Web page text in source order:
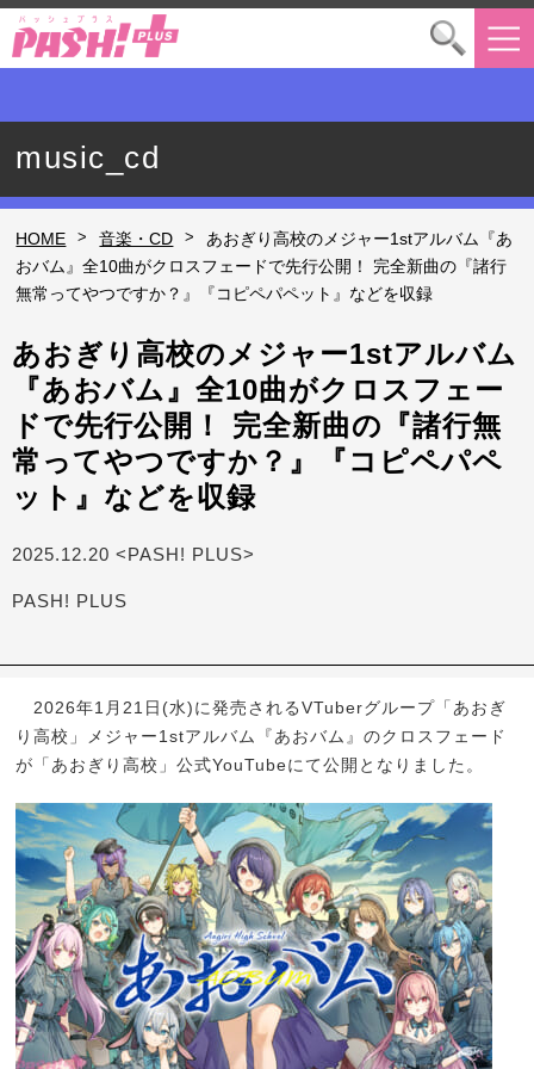
music_cd
HOME > 音楽・CD >
あおぎり高校のメジャー1stアルバム『あ
おバム』全10曲がクロスフェードで先行公開！ 完全新曲の『諸行
無常ってやつですか？』『コピペパペット』などを収録
あおぎり高校のメジャー1stアルバム
『あおバム』全10曲がクロスフェー
ドで先行公開！ 完全新曲の『諸行無
常ってやつですか？』『コピペパペ
ット』などを収録
2025.12.20 <PASH! PLUS>
PASH! PLUS
2026年1月21日(水)に発売されるVTuberグループ「あおぎ
り高校」メジャー1stアルバム『あおバム』のクロスフェード
が「あおぎり高校」公式YouTubeにて公開となりました。